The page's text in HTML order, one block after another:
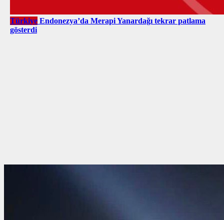
Türkiye Endonezya’da Merapi Yanardağı tekrar patlama
gösterdi